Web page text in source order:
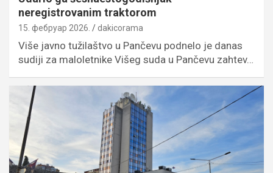
neregistrovanim traktorom
15. фебруар 2026. dakicorama
Više javno tužilaštvo u Pančevu podnelo je danas
sudiji za maloletnike Višeg suda u Pančevu zahtev…